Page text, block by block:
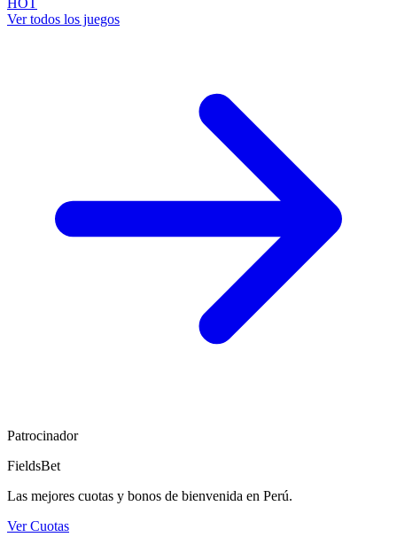
HOT
Ver todos los juegos
Patrocinador
FieldsBet
Las mejores cuotas y bonos de bienvenida en Perú.
Ver Cuotas